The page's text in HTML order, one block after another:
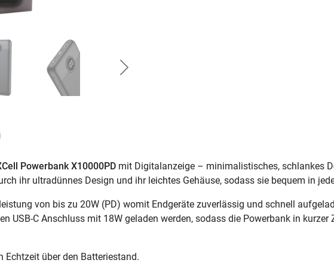
Next
Powerbank X10000PD mit Digitalanzeige – minimalistisches, schlankes
ihr ultradünnes Design und ihr leichtes Gehäuse, sodass sie bequem in
von bis zu 20W (PD) womit Endgeräte zuverlässig und schnell
USB-C Anschluss mit 18W geladen werden, sodass die Powerbank in kurzer
Echtzeit über den Batteriestand.